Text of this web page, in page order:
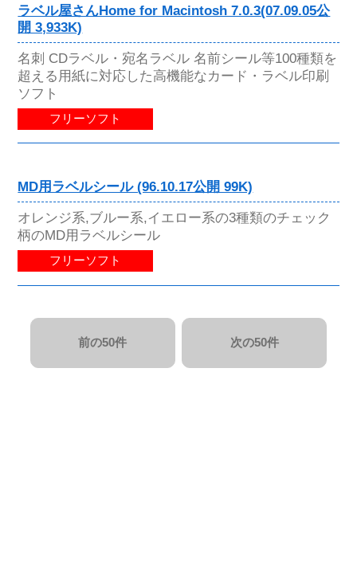
ラベル屋さんHome for Macintosh 7.0.3(07.09.05公
開 3,933K)
名刺 CDラベル・宛名ラベル 名前シール等100種類を
超える用紙に対応した高機能なカード・ラベル印刷
ソフト
フリーソフト
MD用ラベルシール (96.10.17公開 99K)
オレンジ系,ブルー系,イエロー系の3種類のチェック
柄のMD用ラベルシール
フリーソフト
前の50件 次の50件